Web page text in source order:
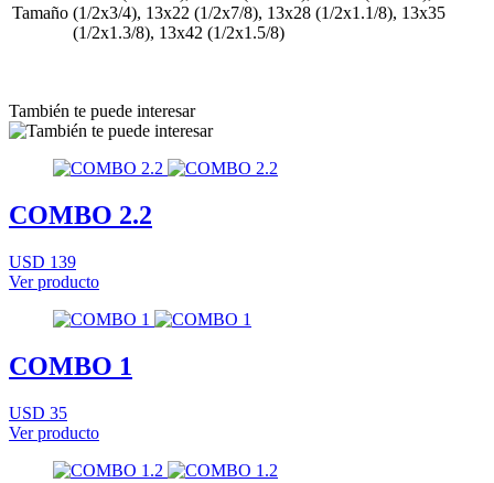
Tamaño (1/2x3/4), 13x22 (1/2x7/8), 13x28 (1/2x1.1/8), 13x35
(1/2x1.3/8), 13x42 (1/2x1.5/8)
También te puede interesar
COMBO 2.2
USD 139
Ver producto
COMBO 1
USD 35
Ver producto